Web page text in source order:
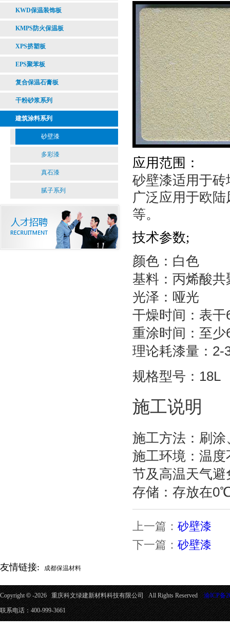
KWD保温装饰板
KMPS防火保温板
XPS挤塑板
EPS聚苯板
复合保温石膏板
干粉砂浆系列
建筑涂料系列
砂壁漆
多彩漆
真石漆
腻子系列
应用范围 ：
砂壁漆适用于
广泛应用于欧
等。
技术参数;
颜色：白色
基料：丙烯酸共
光泽：哑光
干燥时间：表
重涂时间：至
理论耗漆量：2-
规格型号：18L
施工说明
施工方法：刷
施工环境：温
节及高温天气避
存储：存放在
上一篇： 砂壁漆
下一篇： 砂壁漆
友情链接: 成都保温材料
Copyright© -2026 重庆科文绿建新材料科技有限公司 All Rights Reserved 渝ICP备
联系电话：400-999-3661